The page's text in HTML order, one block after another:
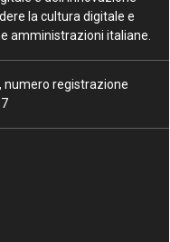
la cultura digitale e
amministrazioni italiane.
numero registrazione